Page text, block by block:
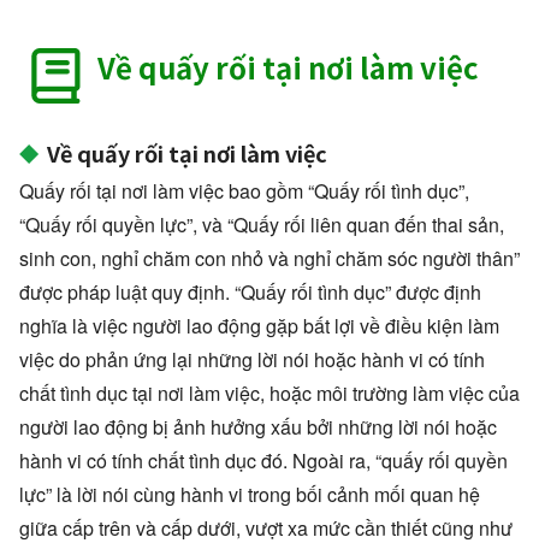
Về quấy rối tại nơi làm việc
Về quấy rối tại nơi làm việc
Quấy rối tại nơi làm việc bao gồm “Quấy rối tình dục”,
“Quấy rối quyền lực”, và “Quấy rối liên quan đến thai sản,
sinh con, nghỉ chăm con nhỏ và nghỉ chăm sóc người thân”
được pháp luật quy định. “Quấy rối tình dục” được định
nghĩa là việc người lao động gặp bất lợi về điều kiện làm
việc do phản ứng lại những lời nói hoặc hành vi có tính
chất tình dục tại nơi làm việc, hoặc môi trường làm việc của
người lao động bị ảnh hưởng xấu bởi những lời nói hoặc
hành vi có tính chất tình dục đó. Ngoài ra, “quấy rối quyền
lực” là lời nói cùng hành vi trong bối cảnh mối quan hệ
giữa cấp trên và cấp dưới, vượt xa mức cần thiết cũng như